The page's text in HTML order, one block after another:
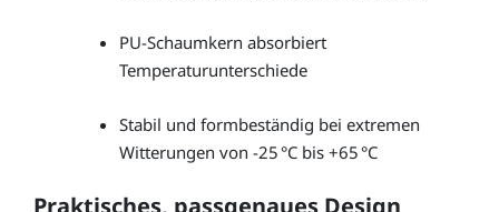
PU-Schaumkern absorbiert
Temperaturunterschiede
Stabil und formbeständig bei extremen
Witterungen von -25 °C bis +65 °C
Praktisches, passgenaues Design